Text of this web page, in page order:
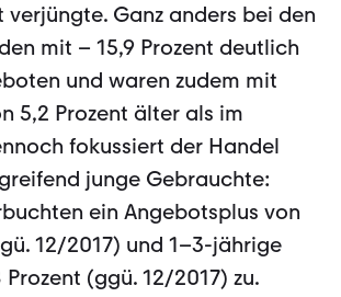
verjüngte. Ganz anders bei den
mit – 15,9 Prozent deutlich
und waren zudem mit
5,2 Prozent älter als im
fokussiert der Handel
junge Gebrauchte:
ein Angebotsplus von
12/2017) und 1–3-jährige
(ggü. 12/2017) zu.